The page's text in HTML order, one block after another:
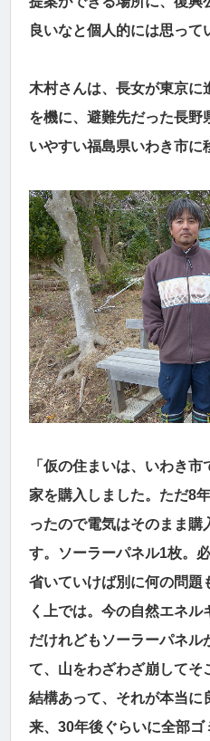
良いなと個人的には思って
木村さんは、長女が東京に
を機に、避難先だった長野
いやすい福島県いわき市に
「仮の住まいは、いわき
家を購入しました。ただ8
ったので電気はそのまま購
す。ソーラーパネル1枚。
省いていけば別に何の問題
く上では。今の自然エネル
だけれどもソーラーパネル
て、山をわざわざ崩してそ
結構あって、それが本当に
来、30年後ぐらいに全部